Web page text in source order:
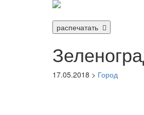
распечатать
17.05.2018 > Город